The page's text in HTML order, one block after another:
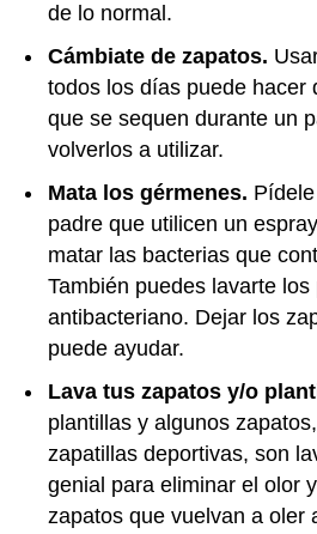
de lo normal.
Cámbiate de zapatos.
todos los días puede hacer
que se sequen durante un
volverlos a utilizar.
Mata los gérmenes.
padre que utilicen un
matar las bacterias que
También puedes lavarte
antibacteriano. Dejar los
puede ayudar.
Lava tus zapatos y/o
plantillas y algunos
zapatillas deportivas, son
genial para eliminar el olor
zapatos que vuelvan a oler